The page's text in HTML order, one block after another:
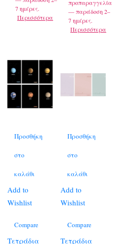
7 ημέρες.
Περισσότερα
προπαραγγελία
— παράδοση 2–
7 ημέρες.
Περισσότερα
Προσθήκη
στο
καλάθι
Add to
Wishlist
Compare
Τετράδια
Προσθήκη
στο
καλάθι
Add to
Wishlist
Compare
Τετράδια